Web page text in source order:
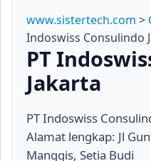
www.sistertech.com >
Indoswiss Consulindo
PT
Jakarta
PT Indoswiss
Alamat lengkap: Jl
Manggis, Setia Budi